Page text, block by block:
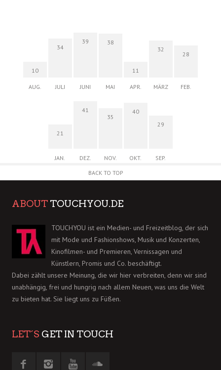
10
AUG.
34
JULI
39
JUNI
38
MAI
11
APR.
32
MÄRZ
28
FEB.
21
JAN.
41
DEZ.
35
NOV.
40
OKT.
29
SEP.
BACK TO TOP
ABOUT TOUCHYOU.DE
TOUCHYOU ist ein Medien- und Freizeitblog, der sich
mit Mode und Fashionshows, Musik und Konzerten,
Kinofilmen- und Premieren, Vernissagen und
Künstlern, Promis und Co. beschäftigt.
Dabei zählt unsere Meinung, die wir hier verbreiten, denn wir sind
unabhängig, frei und hungrig nach allem Neuen, was uns die Welt
zu bieten hat. Sie liegt uns zu Füßen.
LET´S GET IN TOUCH